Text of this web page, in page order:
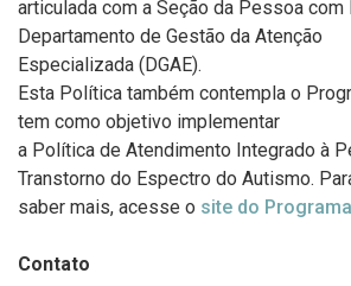
articulada com a Seção da Pessoa com
Departamento de Gestão da Atenção
Especializada (DGAE).
Esta Política também contempla o
tem como objetivo implementar
a Política de Atendimento Integrado à
Transtorno do Espectro do Autismo.
saber mais, acesse o site do
Contato